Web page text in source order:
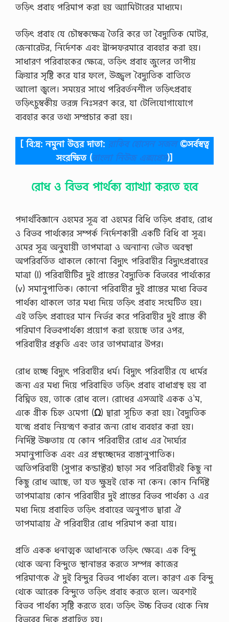
তড়িৎ প্রবাহ পরিমাপ করা হয় অ্যামিটারের মাধ্যমে।
তড়িৎ প্রবাহ যে চৌম্বকক্ষেত্র তৈরি করে তা বৈদ্যুতিক মোটর,
জেনারেটর, নির্দেশক এবং ট্রান্সফরমারে ব্যবহার করা হয়।
সাধারণ পরিবাহকের ক্ষেত্রে, তড়িৎ প্রবাহ জুলের তাপীয়
ক্রিয়ার সৃষ্টি করে যার ফলে, উজ্জ্বল বৈদ্যুতিক বাতিতে
আলো জ্বলে। সময়ের সাথে পরিবর্তনশীল তড়িৎপ্রবাহ
তড়িৎচুম্বকীয় তরঙ্গ নিঃসরণ করে, যা টেলিযোগাযোগে
ব্যবহার করে তথ্য সম্প্রচার করা হয়।
[ বি:দ্র: নমুনা উত্তর দাতা: রাকিব হোসেন সজল©সর্বস্বত্ব
সংরক্ষিত (বাংলা নিউজ এক্সপ্রেস)]
রোধ ও বিভব পার্থক্য ব্যাখ্যা করতে হবে
পদার্থবিজ্ঞানে ওহমের সূত্র বা ওহমের বিধি তড়িৎ প্রবাহ, রােধ
ও বিভব পার্থক্যের সম্পর্ক নির্দেশকারী একটি বিধি বা সূত্র।
ওমের সূত্র অনুযায়ী তাপমাত্রা ও অন্যান্য ভৌত অবস্থা
অপরিবর্তিত থাকলে কোনাে বিদ্যুৎ পরিবাহীর বিদ্যুৎপ্রবাহের
মাত্রা (I) পরিবাহীটির দুই প্রান্তের বৈদ্যুতিক বিভবের পার্থক্যের
(v) সমানুপাতিক। কোনাে পরিবাহীর দুই প্রান্তের মধ্যে বিভব
পার্থক্য থাকলে তার মধ্য দিয়ে তড়িৎ প্রবাহ সংঘটিত হয়।
এই তড়িৎ প্রবাহের মান নির্ভর করে পরিবাহীর দুই প্রান্তে কী
পরিমাণ বিভবপার্থক্য প্রয়ােগ করা হয়েছে তার ওপর,
পরিবাহীর প্রকৃতি এবং তার তাপমাত্রার উপর।
রােধ হচ্ছে বিদ্যুৎ পরিবাহীর ধর্ম। বিদ্যুৎ পরিবাহীর যে ধর্মের
জন্য এর মধ্য দিয়ে পরিবাহিত তড়িৎ প্রবাহ বাধাগ্রস্থ হয় বা
বিঘ্নিত হয়, তাকে রােধ বলে। রােধের এসআই একক ও’ম,
একে গ্রীক চিহ্ন ওমেগা (Ω) দ্বারা সূচিত করা হয়। বৈদ্যুতিক
যন্ত্রে প্রবাহ নিয়ন্ত্রণ করার জন্য রােধ ব্যবহার করা হয়।
নির্দিষ্ট উষ্ণতায় যে কোন পরিবাহীর রােধ এর দৈর্ঘ্যের
সমানুপাতিক এবং এর প্রস্থচ্ছেদের ব্যস্তানুপাতিক।
অতিপরিবাহী (সুপার কন্ডাক্টর) ছাড়া সব পরিবাহীরই কিছু না
কিছু রােধ আছে, তা যত ক্ষুদ্রই হােক না কেন। কোন নির্দিষ্ট
তাপমাত্রায় কোন পরিবাহীর দুই প্রান্তের বিভব পার্থক্য ও এর
মধ্য দিয়ে প্রবাহিত তড়িৎ প্রবাহের অনুপাত দ্বারা ঐ
তাপমাত্রায় ঐ পরিবাহীর রােধ পরিমাপ করা যায়।
প্রতি একক ধনাত্মক আধানকে তড়িৎ ক্ষেত্রে। এক বিন্দু
থেকে অন্য বিন্দুতে স্থানান্তর করতে সম্পন্ন কাজের
পরিমাণকে ঐ দুই বিন্দুর বিভব পার্থক্য বলে। কারণ এক বিন্দু
থেকে আরেক বিন্দুতে তড়িৎ প্রবাহ করতে হলে। অবশ্যই
বিভব পার্থক্য সৃষ্টি করতে হবে। তড়িৎ উচ্চ বিভব থেকে নিম্ন
বিভবের দিকে প্রবাহিত হয়।